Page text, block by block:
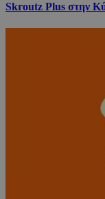
Skroutz Plus στην